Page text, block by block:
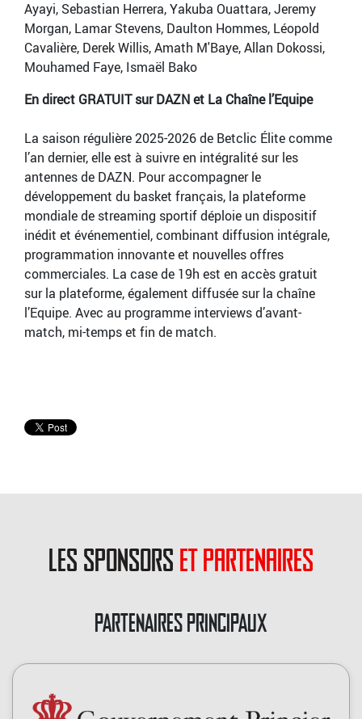
Ayayi, Sebastian Herrera, Yakuba Ouattara, Jeremy
Morgan, Lamar Stevens, Daulton Hommes, Léopold
Cavalière, Derek Willis, Amath M'Baye, Allan Dokossi,
Mouhamed Faye, Ismaël Bako
En direct GRATUIT sur DAZN et La Chaîne l’Equipe
La saison régulière 2025-2026 de Betclic Élite comme
l’an dernier, elle est à suivre en intégralité sur les
antennes de DAZN. Pour accompagner le
développement du basket français, la plateforme
mondiale de streaming sportif déploie un dispositif
inédit et événementiel, combinant diffusion intégrale,
programmation innovante et nouvelles offres
commerciales. La case de 19h est en accès gratuit
sur la plateforme, également diffusée sur la chaîne
l’Equipe. Avec au programme interviews d’avant-
match, mi-temps et fin de match.
les sponsors et partenaires
PARTENAIRES PRINCIPAUX